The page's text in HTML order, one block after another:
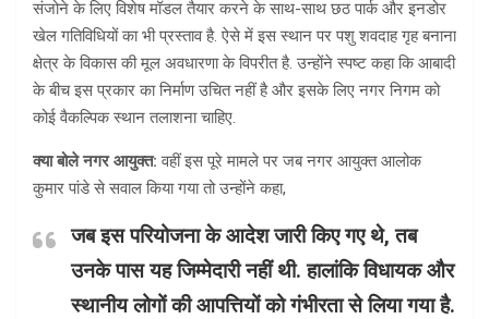
संजोने के लिए विशेष मॉडल तैयार करने के साथ-साथ छठ पार्क और इनडोर
खेल गतिविधियों का भी प्रस्ताव है. ऐसे में इस स्थान पर पशु शवदाह गृह बनाना
क्षेत्र के विकास की मूल अवधारणा के विपरीत है. उन्होंने स्पष्ट कहा कि आबादी
के बीच इस प्रकार का निर्माण उचित नहीं है और इसके लिए नगर निगम को
कोई वैकल्पिक स्थान तलाशना चाहिए.
क्या बोले नगर आयुक्त:वहीं इस पूरे मामले पर जब नगर आयुक्त आलोक
कुमार पांडे से सवाल किया गया तो उन्होंने कहा,
जब इस परियोजना के आदेश जारी किए गए थे, तब
उनके पास यह जिम्मेदारी नहीं थी. हालांकि विधायक और
स्थानीय लोगों की आपत्तियों को गंभीरता से लिया गया है.